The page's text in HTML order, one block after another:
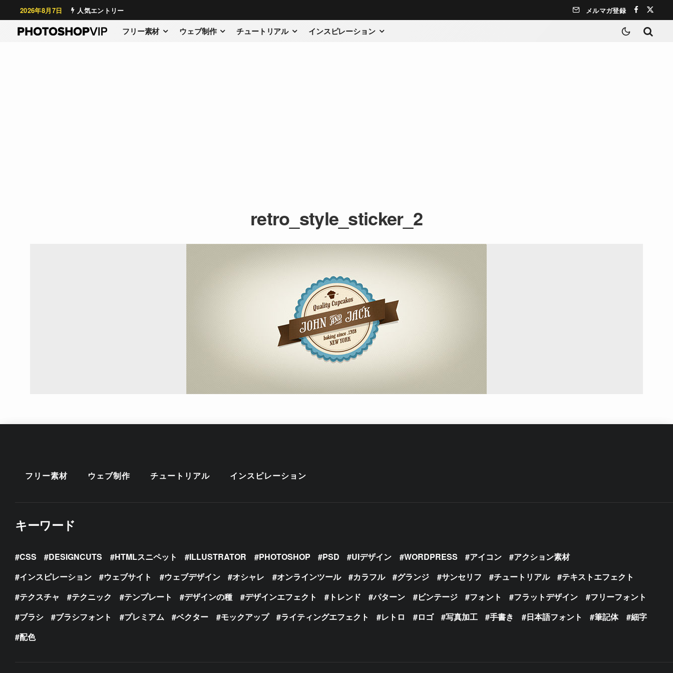
2026年8月7日 人気エントリー メルマガ登録
フリー素材 ウェブ制作 チュートリアル インスピレーション
retro_style_sticker_2
フリー素材 ウェブ制作 チュートリアル インスピレーション
キーワード
CSS DESIGNCUTS HTMLスニペット ILLUSTRATOR PHOTOSHOP PSD UIデザイン WORDPRESS アイコン
アクション素材
インスピレーション
ウェブサイト ウェブデザイン オシャレ オンラインツール カラフル グランジ サンセリフ チュートリアル
テキストエフェクト
テクスチャ
テクニック テンプレート デザインの種 デザインエフェクト トレンド パターン ビンテージ フォント フラットデザイン
フリーフォント
ブラシ
ブラシフォント プレミアム ベクター モックアップ ライティングエフェクト レトロ ロゴ 写真加工 手書き 日本語フォント 筆記体
細字
配色